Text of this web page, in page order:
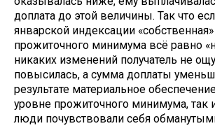
доплата до этой величины. Так что
январской индексации
прожиточного минимума всё равно
никаких изменений получатель не
повысилась, а сумма доплаты
результате материальное
уровне прожиточного минимума, так
люди почувствовали себя